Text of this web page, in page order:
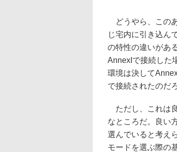
どうやら、この
じ宅内に引き込ん
の特性の違いがあ
AnnexIで接続した
環境は決して
で接続されたのだ
ただし、これは
なところだ。良い
選んでいると考え
モードを選ぶ際の